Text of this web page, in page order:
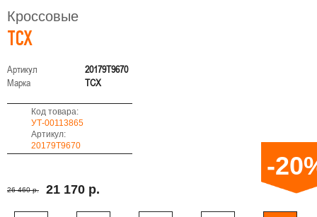
Кроссовые
TCX
Артикул
20179T9670
Марка
TCX
Код товара:
УТ-00113865
Артикул:
20179T9670
26 460 р. 21 170 р.
-